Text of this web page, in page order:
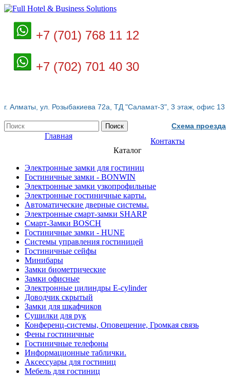
+7 (701) 768 11 12
+7 (702) 701 40 30
г. Алматы, ул. Розыбакиева 72а, ТД "Саламат-3", 3 этаж, офис 13
Схема проезда
Поиск
Главная
Контакты
Каталог
Электронные замки для гостиниц
Гостиничные замки - BONWIN
Электронные замки узкопрофильные
Электронные гостиничные карты.
Автоматические дверные системы.
Электронные смарт-замки SHARP
Смарт-Замки BOSCH
Гостиничные замки - HUNE
Системы управления гостиницей
Гостиничные сейфы
Минибары
Замки биометрические
Замки офисные
Электронные цилиндры E-cylinder
Доводчик скрытый
Замки для шкафчиков
Сушилки для рук
Конференц-системы, Оповещение, Громкая связь
Фены гостиничные
Гостиничные телефоны
Информационные таблички.
Аксессуары для гостиниц
Мебель для гостиниц